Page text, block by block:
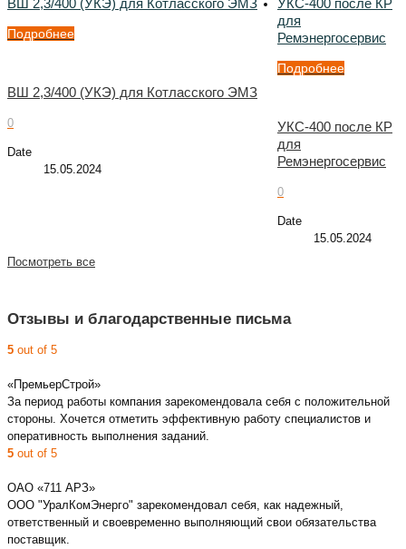
ВШ 2,3/400 (УКЭ) для Котласского ЭМЗ
Подробнее
ВШ 2,3/400 (УКЭ) для Котласского ЭМЗ
0
Date
15.05.2024
УКС-400 после КР
для
Ремэнергосервис
Подробнее
УКС-400 после КР
для
Ремэнергосервис
0
Date
15.05.2024
Посмотреть все
Отзывы и благодарственные письма
5 out of 5
«ПремьерСтрой»
За период работы компания зарекомендовала себя с положительной
стороны. Хочется отметить эффективную работу специалистов и
оперативность выполнения заданий.
5 out of 5
ОАО «711 АРЗ»
ООО "УралКомЭнерго" зарекомендовал себя, как надежный,
ответственный и своевременно выполняющий свои обязательства
поставщик.